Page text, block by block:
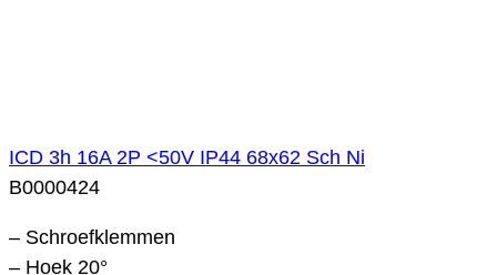
ICD 3h 16A 2P <50V IP44 68x62 Sch Ni
B0000424
– Schroefklemmen
– Hoek 20°